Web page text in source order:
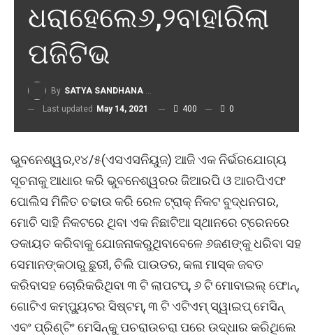
ଧରାହେଲେ୬,୨ବାହାରିଲା
ପଜିଟିଭ
By SATYA SANDHANA DESK
Last updated May 14, 2021 400 0
ଭୁବନେଶ୍ୱର,୧୪/୫(ଏସଏସନିୟୁଜ) ଆଜି ଏକ ନିର୍ଭରଯୋଗ୍ୟ
ସୂଚନାକୁ ଆଧାର କରି ଭୁବନେଶ୍ୱରର ଜିଆରପି ଓ ଆରପିଏଫ
ପୋଲିସ ମିଳିତ ଚଢାଉ କରି ରେଳ ଟ୍ରାକ୍ ନିକଟ ବୁଦ୍ଧନଗର,
ମୋଚି ସାହି ନିକଟରେ ଥିବା ଏକ ନିଛାଟିଆ ସ୍ଥାନରେ ଟ୍ରେନରେ
ଡକାୟତ କରିବାକୁ ଯୋଜନାକରୁଥିବାବେଳେ ୬ଜଣଙ୍କୁ ଧରିବା ସହ
ସେମାନଙ୍କଠାରୁ ଛୁରୀ, ଚିଲି ପାଉଡର, କଳା ମାସ୍କ ଜବତ
କରିବାସହ ଚୋରିକରିଥିବା ୩ ଟି ଲାପଟପ୍, ୬ ଟି ମୋବାଇଲ୍ ଫୋନ୍,
ଗୋଟିଏ କମ୍ପ୍ୟୁଟର ସିଷ୍ଟମ୍, ୩ ଟି ଏଟିଏମ୍ ସ୍ୱାଇପ୍ ମେସିନ୍
ଏବଂ ପ୍ରିଣ୍ଟିଂ ମେସିନ୍କୁ ପଚରାଉଚରା ପରେ ଉଦ୍ଧାର କରିଥିଲେ